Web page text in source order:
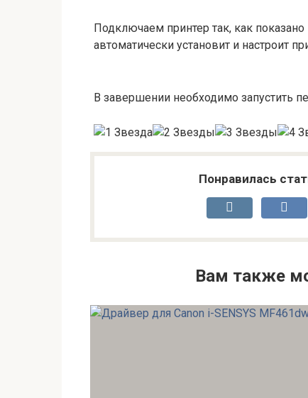
Подключаем принтер так, как
автоматически установит и настроит
В завершении необходимо запустить
Понравилась
Вам также